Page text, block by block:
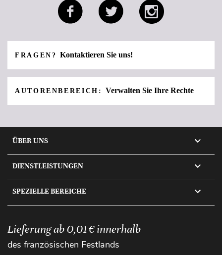
FRAGEN?Kontaktieren Sie uns!
AUTORENBEREICH:Verwalten Sie Ihre Rechte
ÜBER UNS 
DIENSTLEISTUNGEN 
SPEZIELLE BEREICHE 
Lieferung ab 0,01 € innerhalb
des französischen Festlands